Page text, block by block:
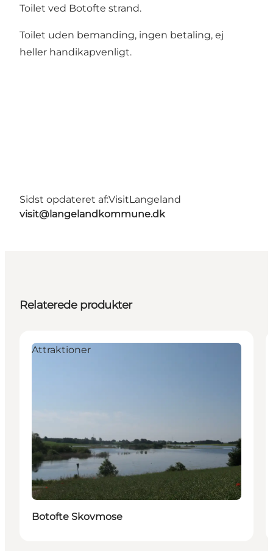
Toilet ved Botofte strand.
Toilet uden bemanding, ingen betaling, ej
heller handikapvenligt.
Sidst opdateret af:VisitLangeland
visit@langelandkommune.dk
Relaterede produkter
Attraktioner
Botofte Skovmose